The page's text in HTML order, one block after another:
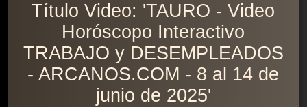
Título Video: 'TAURO - Video
Horóscopo Interactivo
TRABAJO y DESEMPLEADOS
- ARCANOS.COM - 8 al 14 de
junio de 2025'